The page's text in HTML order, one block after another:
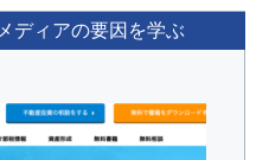
ディアの要因を学ぶ